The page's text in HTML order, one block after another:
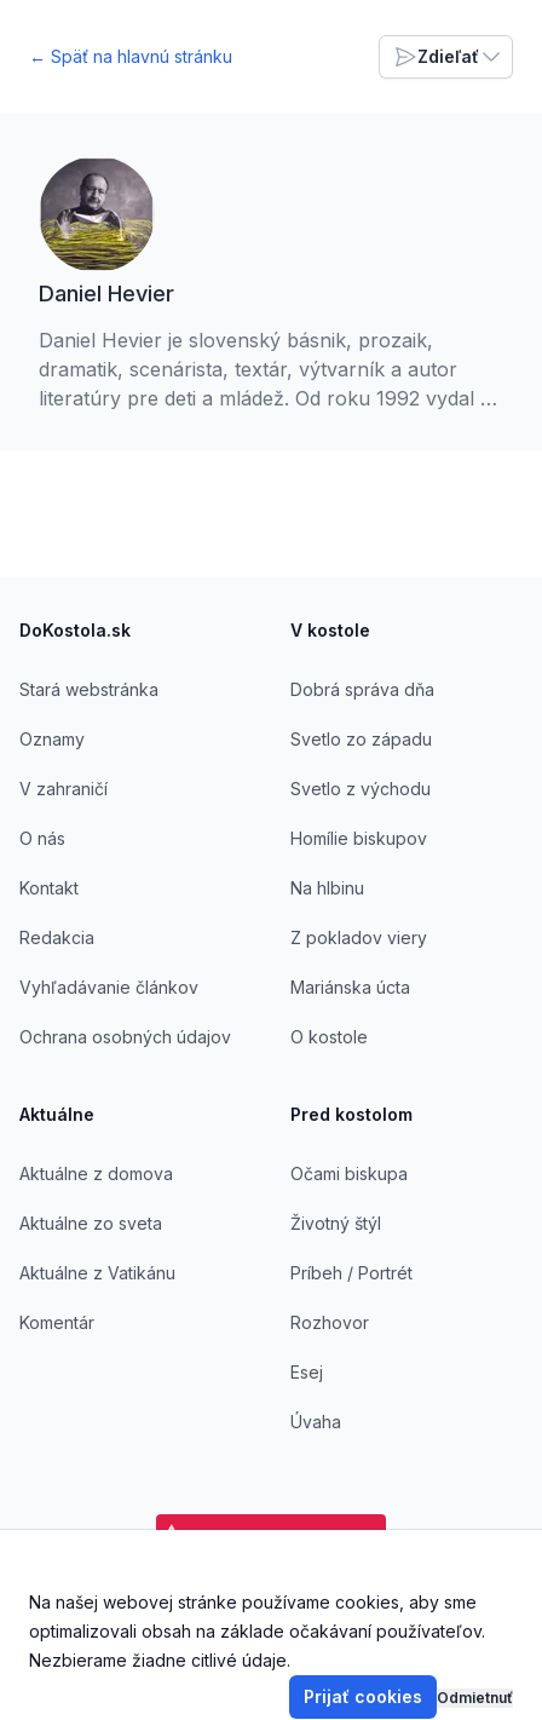
← Späť na hlavnú stránku Zdieľať
Daniel Hevier
Daniel Hevier je slovenský básnik, prozaik,
dramatik, scenárista, textár, výtvarník a autor
literatúry pre deti a mládež. Od roku 1992 vydal vo
DoKostola.sk
Stará webstránka
Oznamy
V zahraničí
O nás
Kontakt
Redakcia
Vyhľadávanie článkov
Ochrana osobných údajov
Aktuálne
Aktuálne z domova
Aktuálne zo sveta
Aktuálne z Vatikánu
Komentár
V kostole
Dobrá správa dňa
Svetlo zo západu
Svetlo z východu
Homílie biskupov
Na hlbinu
Z pokladov viery
Mariánska úcta
O kostole
Pred kostolom
Očami biskupa
Životný štýl
Príbeh / Portrét
Rozhovor
Esej
Úvaha
FacebookInstagramYouTubeAplikácia DoKostola -
Aplikácia
Na našej webovej stránke používame cookies, aby sme
optimalizovali obsah na základe očakávaní používateľov.
Nezbierame žiadne citlivé údaje.
Prijať cookies
Odmietnuť